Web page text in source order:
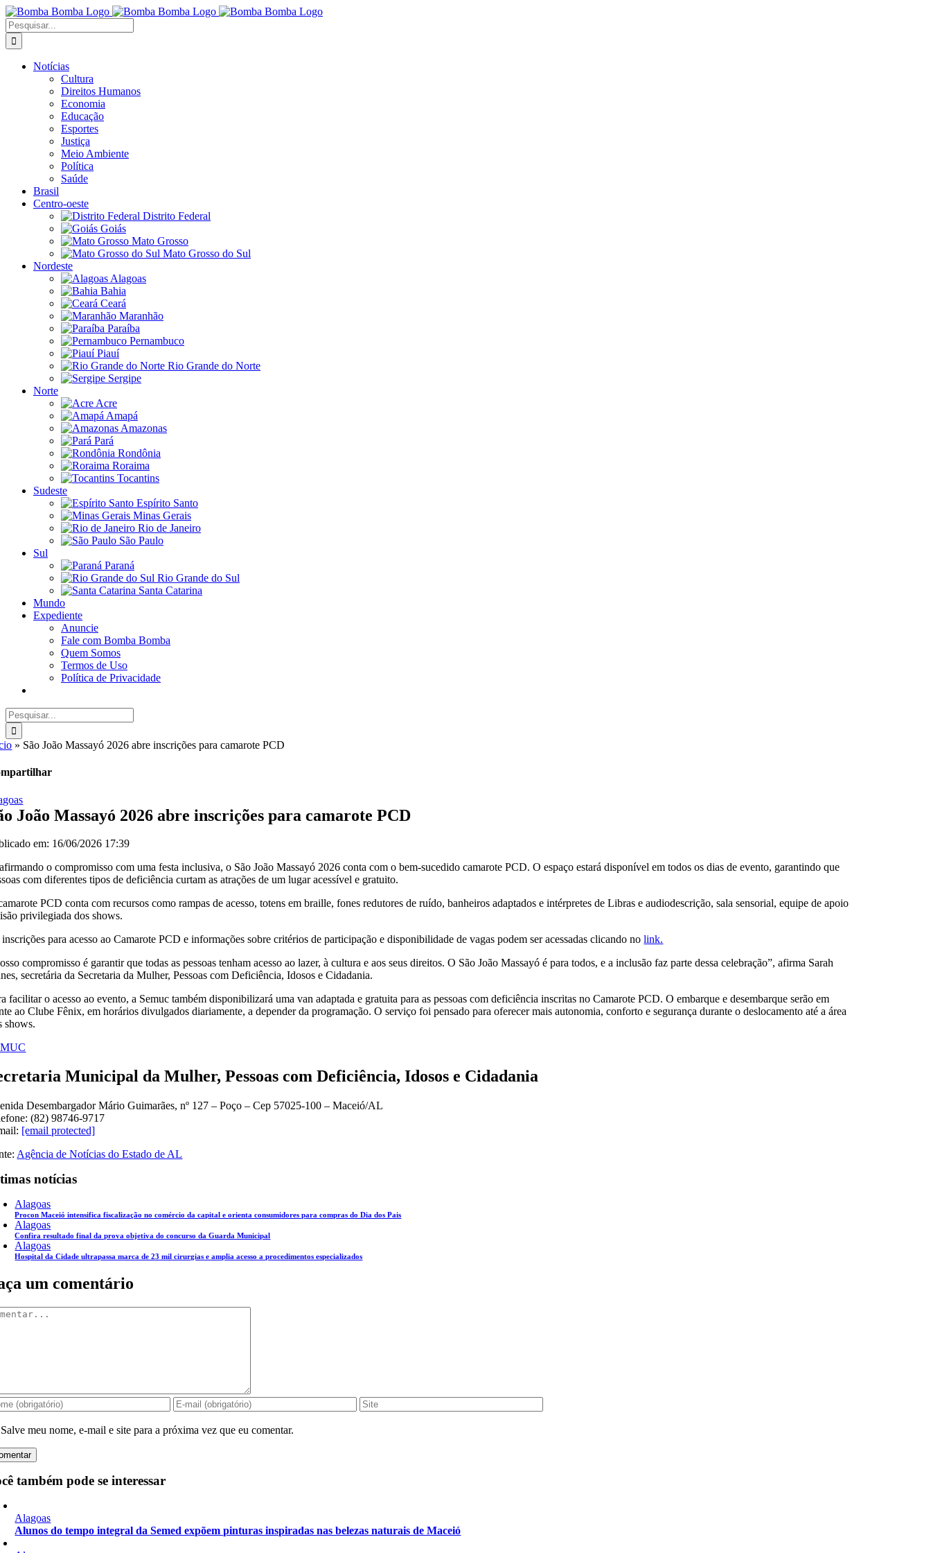
Ir
para
o
conteúdo
Buscar
resultados
para:
Notícias
Cultura
Direitos Humanos
Economia
Educação
Esportes
Justiça
Meio Ambiente
Política
Saúde
Brasil
Centro-oeste
Distrito Federal
Goiás
Mato Grosso
Mato Grosso do Sul
Nordeste
Alagoas
Bahia
Ceará
Maranhão
Paraíba
Pernambuco
Piauí
Rio Grande do Norte
Sergipe
Norte
Acre
Amapá
Amazonas
Pará
Rondônia
Roraima
Tocantins
Sudeste
Espírito Santo
Minas Gerais
Rio de Janeiro
São Paulo
Sul
Paraná
Rio Grande do Sul
Santa Catarina
Mundo
Expediente
Anuncie
Fale com Bomba Bomba
Quem Somos
Termos de Uso
Política de Privacidade
Buscar
resultados
para:
» São João Massayó 2026 abre inscrições para camarote PCD
João Massayó 2026 abre inscrições para camarote PCD
em: 16/06/2026 17:39
o compromisso com uma festa inclusiva, o São João Massayó 2026 conta com o bem-sucedido camarote PCD. O espaço estará disponível em todos os dias de evento, garantindo que
com diferentes tipos de deficiência curtam as atrações de um lugar acessível e gratuito.
PCD conta com recursos como rampas de acesso, totens em braille, fones redutores de ruído, banheiros adaptados e intérpretes de Libras e audiodescrição, sala sensorial, equipe de apoio
privilegiada dos shows.
para acesso ao Camarote PCD e informações sobre critérios de participação e disponibilidade de vagas podem ser acessadas clicando nolink.
compromisso é garantir que todas as pessoas tenham acesso ao lazer, à cultura e aos seus direitos. O São João Massayó é para todos, e a inclusão faz parte dessa celebração”, afirma Sarah
secretária da Secretaria da Mulher, Pessoas com Deficiência, Idosos e Cidadania.
facilitar o acesso ao evento, a Semuc também disponibilizará uma van adaptada e gratuita para as pessoas com deficiência inscritas no Camarote PCD. O embarque e desembarque serão em
ao Clube Fênix, em horários divulgados diariamente, a depender da programação. O serviço foi pensado para oferecer mais autonomia, conforto e segurança durante o deslocamento até a área
shows.
Municipal da Mulher, Pessoas com Deficiência, Idosos e Cidadania
Desembargador Mário Guimarães, nº 127 – Poço – Cep 57025-100 – Maceió/AL
(82) 98746-9717
[email protected]
Agência de Notícias do Estado de AL
notícias
Alagoas
Procon Maceió intensifica fiscalização no comércio da capital e orienta consumidores para compras do Dia dos Pais
Alagoas
Confira resultado final da prova objetiva do concurso da Guarda Municipal
Alagoas
Hospital da Cidade ultrapassa marca de 23 mil cirurgias e amplia acesso a procedimentos especializados
um comentário
Salve meu nome, e-mail e site para a próxima vez que eu comentar.
também pode se interessar
Alagoas
Alunos do tempo integral da Semed expõem pinturas inspiradas nas belezas naturais de Maceió